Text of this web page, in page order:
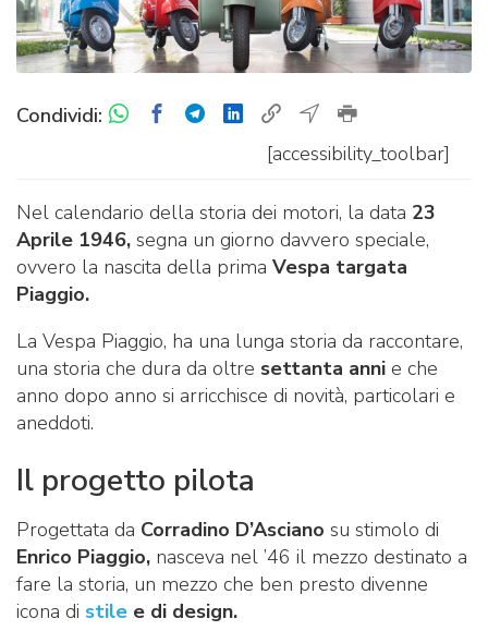
Condividi:
[accessibility_toolbar]
Nel calendario della storia dei motori, la data 23
Aprile 1946, segna un giorno davvero speciale,
ovvero la nascita della prima Vespa targata
Piaggio.
La Vespa Piaggio, ha una lunga storia da raccontare,
una storia che dura da oltre settanta anni e che
anno dopo anno si arricchisce di novità, particolari e
aneddoti.
Il progetto pilota
Progettata da Corradino D’Asciano su stimolo di
Enrico Piaggio, nasceva nel ’46 il mezzo destinato a
fare la storia, un mezzo che ben presto divenne
icona di stile e di design.